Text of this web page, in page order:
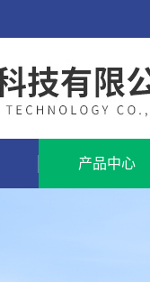
产品中心